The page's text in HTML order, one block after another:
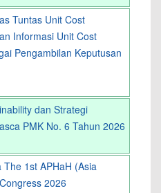
Tuntas Unit Cost
Informasi Unit Cost
Pengambilan Keputusan
dan Strategi
PMK No. 6 Tahun 2026
1st APHaH (Asia
2026